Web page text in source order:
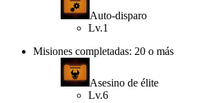
Auto-disparo
Lv.1
Misiones completadas: 20 o más
Asesino de élite
Lv.6